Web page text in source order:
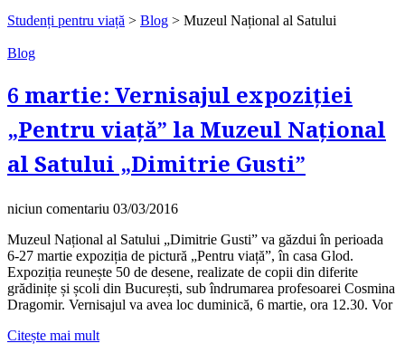
Studenți pentru viață > Blog > Muzeul Național al Satului
Blog
6 martie: Vernisajul expoziției
„Pentru viață” la Muzeul Național
al Satului „Dimitrie Gusti”
niciun comentariu 03/03/2016
Muzeul Național al Satului „Dimitrie Gusti” va găzdui în perioada
6-27 martie expoziția de pictură „Pentru viață”, în casa Glod.
Expoziția reunește 50 de desene, realizate de copii din diferite
grădinițe și școli din București, sub îndrumarea profesoarei Cosmina
Dragomir. Vernisajul va avea loc duminică, 6 martie, ora 12.30. Vor
Citește mai mult